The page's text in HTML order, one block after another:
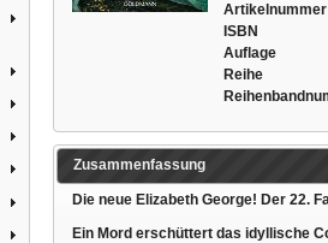
Artikelnummer
ISBN
Auflage
Reihe
Zusammenfassung
Die neue Elizabeth George! Der 22.
Ein Mord erschüttert das idyllische